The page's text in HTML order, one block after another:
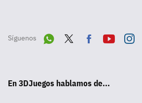
Síguenos
pp
ok
En 3DJuegos hablamos de...